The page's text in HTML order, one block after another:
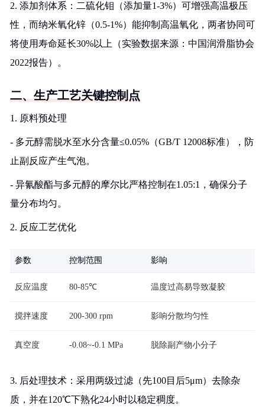
2. 添加剂体系：二硫化钼（添加量1-3%）可增强高温极压
性，而纳米氧化锌（0.5-1%）能抑制高温氧化，两者协同可
将使用寿命延长30%以上（实验数据来源：中国润滑脂协会
2022报告）。
二、生产工艺关键控制点
1. 原料预处理
- 多元醇需脱水至水分含量≤0.05%（GB/T 12008标准），防
止副反应产生气泡。
- 异氰酸酯与多元醇的摩尔比严格控制在1.05:1，确保分子
量分布均匀。
2. 反应工艺优化
参数 控制范围 影响
反应温度 80-85℃ 温度过高易导致凝胶
搅拌速度 200-300 rpm 影响分散均匀性
真空度 -0.08~-0.1 MPa 脱除副产物小分子
3. 后处理技术：采用两级过滤（先100目后5μm）去除杂
质，并在120℃下熟化24小时以稳定稠度。